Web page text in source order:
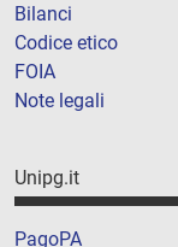
Bilanci
Codice etico
FOIA
Note legali
Unipg.it
PagoPA